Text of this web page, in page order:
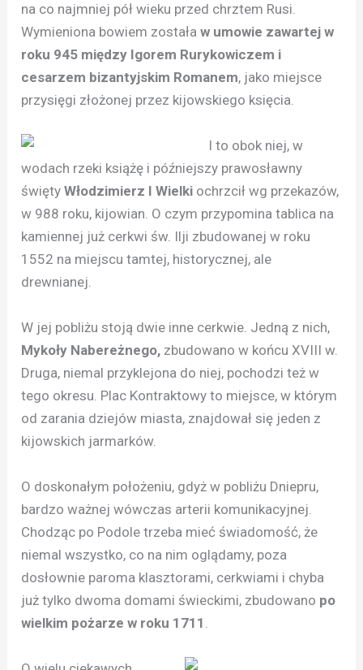
na co najmniej pół wieku przed chrztem Rusi.
Wymieniona bowiem została w umowie zawartej w
roku 945 między Igorem Rurykowiczem i
cesarzem bizantyjskim Romanem, jako miejsce
przysięgi złożonej przez kijowskiego księcia.
I to obok niej, w
wodach rzeki książę i późniejszy prawosławny
świętyWłodzimierz I Wielki ochrzcił wg przekazów,
w 988 roku, kijowian. O czym przypomina tablica na
kamiennej już cerkwi św. Ilji zbudowanej w roku
1552 na miejscu tamtej, historycznej, ale
drewnianej.
W jej pobliżu stoją dwie inne cerkwie. Jedną z nich,
Mykoły Nabereżnego, zbudowano w końcu XVIII w.
Druga, niemal przyklejona do niej, pochodzi też w
tego okresu. Plac Kontraktowy to miejsce, w którym
od zarania dziejów miasta, znajdował się jeden z
kijowskich jarmarków.
O doskonałym położeniu, gdyż w pobliżu Dniepru,
bardzo ważnej wówczas arterii komunikacyjnej.
Chodząc po Podole trzeba mieć świadomość, że
niemal wszystko, co na nim oglądamy, poza
dosłownie paroma klasztorami, cerkwiami i chyba
już tylko dwoma domami świeckimi, zbudowano po
wielkim pożarze w roku 1711 .